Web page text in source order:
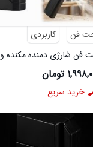
فن
کاربردی
فن شارژی دمنده مکنده
تومان
خرید سریع